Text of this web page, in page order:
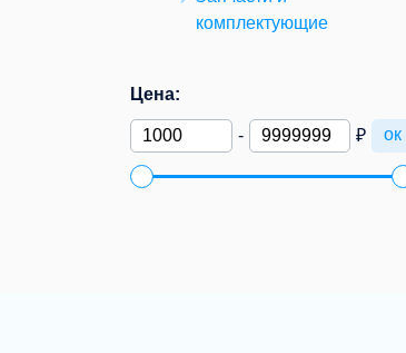
комплектующие
Цена:
- ₽ ок